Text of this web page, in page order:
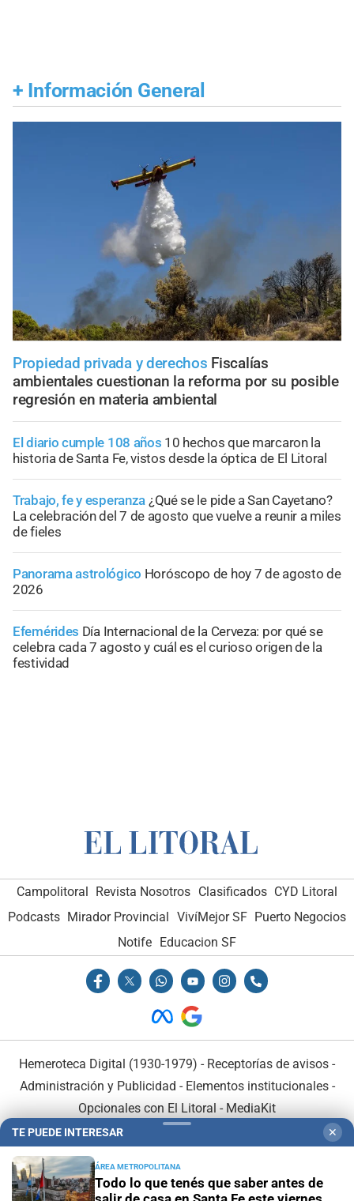
+ Información General
Propiedad privada y derechos Fiscalías
ambientales cuestionan la reforma por su posible
regresión en materia ambiental
El diario cumple 108 años 10 hechos que marcaron la
historia de Santa Fe, vistos desde la óptica de El Litoral
Trabajo, fe y esperanza ¿Qué se le pide a San Cayetano?
La celebración del 7 de agosto que vuelve a reunir a miles
de fieles
Panorama astrológico Horóscopo de hoy 7 de agosto de
2026
Efemérides Día Internacional de la Cerveza: por qué se
celebra cada 7 agosto y cuál es el curioso origen de la
festividad
Campolitoral Revista Nosotros Clasificados CYD Litoral
Podcasts Mirador Provincial VivíMejor SF Puerto Negocios
Notife
Educacion SF
Hemeroteca Digital (1930-1979) - Receptorías de avisos -
Administración y Publicidad - Elementos institucionales-
Opcionales con El Litoral - MediaKit
TE PUEDE INTERESAR ✕
ÁREA METROPOLITANA
Todo lo que tenés que saber antes de